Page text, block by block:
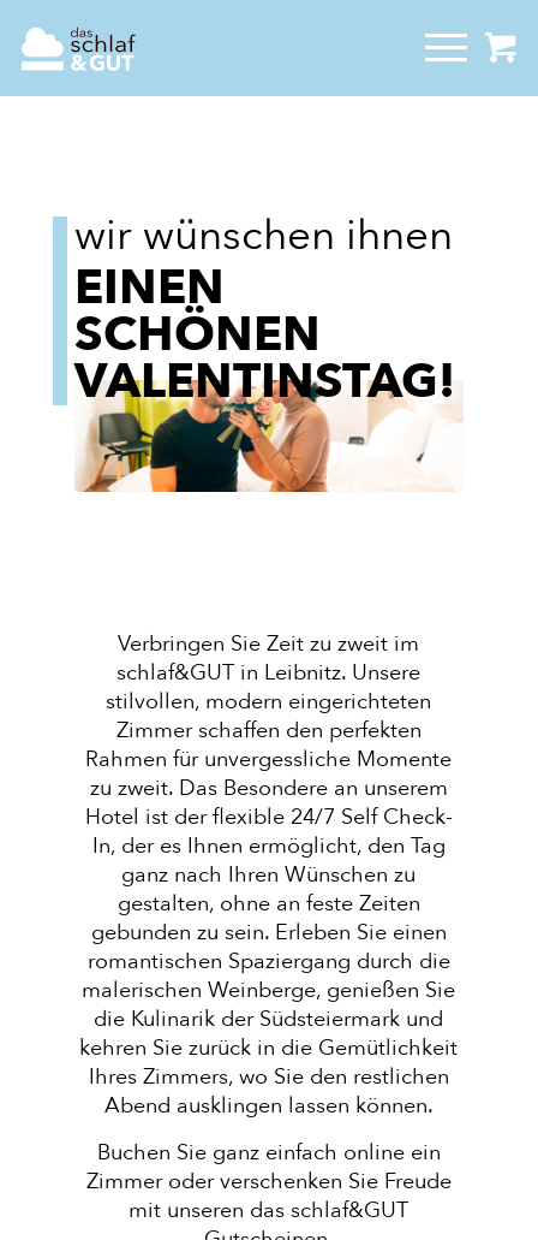
wir wünschen ihnen
EINEN
SCHÖNEN
VALENTINSTAG!
Verbringen Sie Zeit zu zweit im
schlaf&GUT in Leibnitz. Unsere
stilvollen, modern eingerichteten
Zimmer schaffen den perfekten
Rahmen für unvergessliche Momente
zu zweit. Das Besondere an unserem
Hotel ist der flexible 24/7 Self Check-
In, der es Ihnen ermöglicht, den Tag
ganz nach Ihren Wünschen zu
gestalten, ohne an feste Zeiten
gebunden zu sein. Erleben Sie einen
romantischen Spaziergang durch die
malerischen Weinberge, genießen Sie
die Kulinarik der Südsteiermark und
kehren Sie zurück in die Gemütlichkeit
Ihres Zimmers, wo Sie den restlichen
Abend ausklingen lassen können.
Buchen Sie ganz einfach online ein
Zimmer oder verschenken Sie Freude
mit unseren das schlaf&GUT